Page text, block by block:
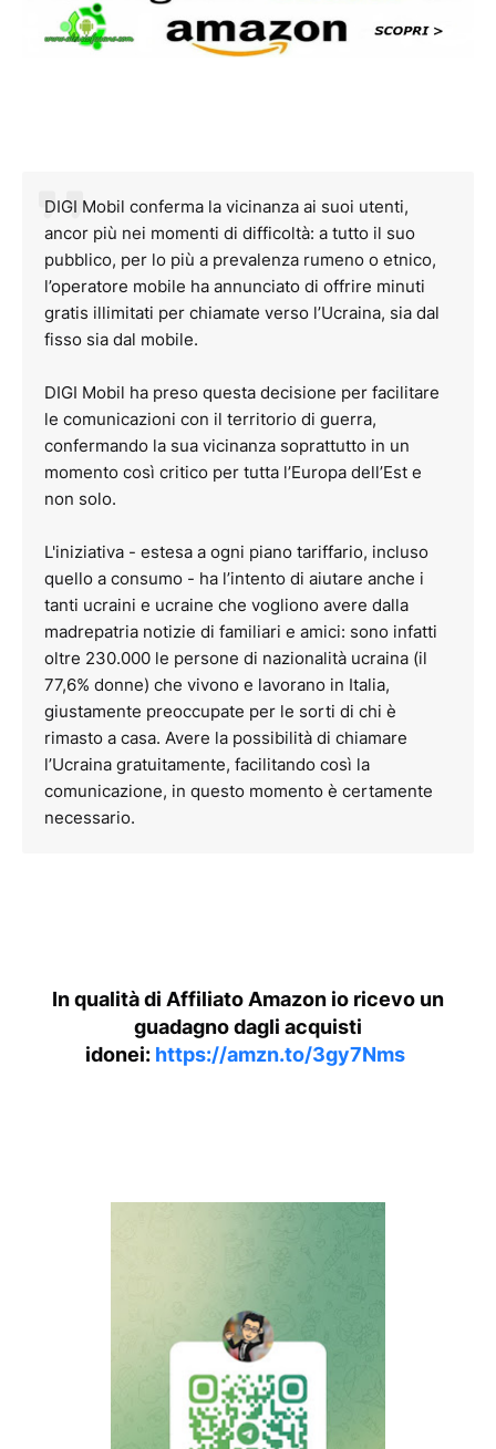
DIGI Mobil conferma la vicinanza ai suoi utenti,
ancor più nei momenti di difficoltà: a tutto il suo
pubblico, per lo più a prevalenza rumeno o etnico,
l’operatore mobile ha annunciato di offrire minuti
gratis illimitati per chiamate verso l’Ucraina, sia dal
fisso sia dal mobile.
DIGI Mobil ha preso questa decisione per facilitare
le comunicazioni con il territorio di guerra,
confermando la sua vicinanza soprattutto in un
momento così critico per tutta l’Europa dell’Est e
non solo.
L'iniziativa - estesa a ogni piano tariffario, incluso
quello a consumo - ha l’intento di aiutare anche i
tanti ucraini e ucraine che vogliono avere dalla
madrepatria notizie di familiari e amici: sono infatti
oltre 230.000 le persone di nazionalità ucraina (il
77,6% donne) che vivono e lavorano in Italia,
giustamente preoccupate per le sorti di chi è
rimasto a casa. Avere la possibilità di chiamare
l’Ucraina gratuitamente, facilitando così la
comunicazione, in questo momento è certamente
necessario.
In qualità di Affiliato Amazon io ricevo un
guadagno dagli acquisti
idonei: https://amzn.to/3gy7Nms